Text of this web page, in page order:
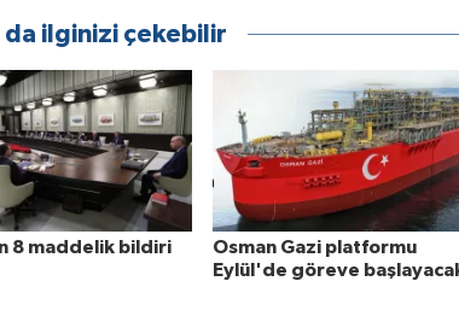
da ilginizi çekebilir
8 maddelik bildiri
Osman Gazi platformu
Eylül'de göreve